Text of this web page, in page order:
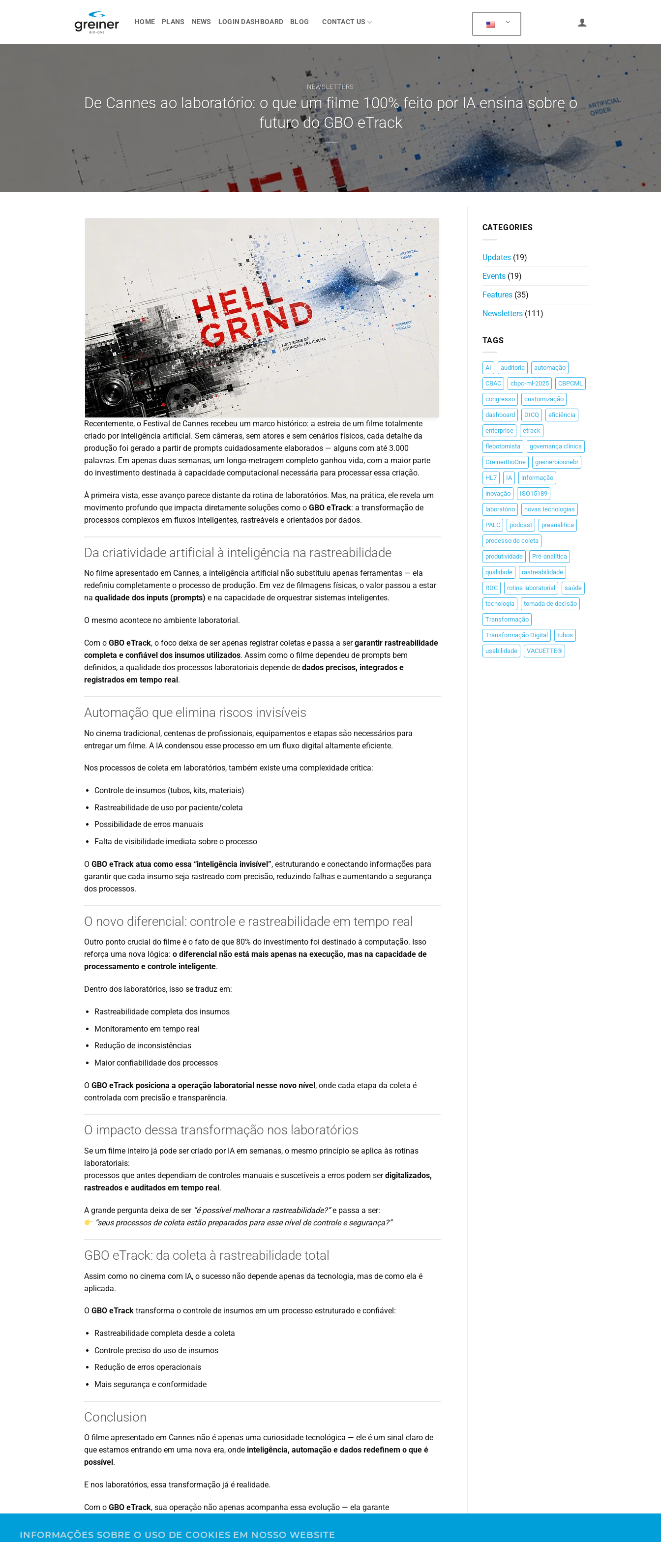
HOME PLANS NEWS LOGIN DASHBOARD BLOG CONTACT US
NEWSLETTERS
De Cannes ao laboratório: o que um filme 100% feito por IA ensina sobre o
futuro do GBO eTrack
Recentemente, o Festival de Cannes recebeu um marco histórico: a estreia de um filme totalmente
criado por inteligência artificial. Sem câmeras, sem atores e sem cenários físicos, cada detalhe da
produção foi gerado a partir de prompts cuidadosamente elaborados — alguns com até 3.000
palavras. Em apenas duas semanas, um longa-metragem completo ganhou vida, com a maior parte
do investimento destinada à capacidade computacional necessária para processar essa criação.
À primeira vista, esse avanço parece distante da rotina de laboratórios. Mas, na prática, ele revela um
movimento profundo que impacta diretamente soluções como o GBO eTrack: a transformação de
processos complexos em fluxos inteligentes, rastreáveis e orientados por dados.
Da criatividade artificial à inteligência na rastreabilidade
No filme apresentado em Cannes, a inteligência artificial não substituiu apenas ferramentas — ela
redefiniu completamente o processo de produção. Em vez de filmagens físicas, o valor passou a estar
na qualidade dos inputs (prompts) e na capacidade de orquestrar sistemas inteligentes.
O mesmo acontece no ambiente laboratorial.
Com o GBO eTrack, o foco deixa de ser apenas registrar coletas e passa a sergarantir rastreabilidade
completa e confiável dos insumos utilizados. Assim como o filme dependeu de prompts bem
definidos, a qualidade dos processos laboratoriais depende de dados precisos, integrados e
registrados em tempo real.
Automação que elimina riscos invisíveis
No cinema tradicional, centenas de profissionais, equipamentos e etapas são necessários para
entregar um filme. A IA condensou esse processo em um fluxo digital altamente eficiente.
Nos processos de coleta em laboratórios, também existe uma complexidade crítica:
Controle de insumos (tubos, kits, materiais)
Rastreabilidade de uso por paciente/coleta
Possibilidade de erros manuais
Falta de visibilidade imediata sobre o processo
O GBO eTrack atua como essa “inteligência invisível”, estruturando e conectando informações para
garantir que cada insumo seja rastreado com precisão, reduzindo falhas e aumentando a segurança
dos processos.
O novo diferencial: controle e rastreabilidade em tempo real
Outro ponto crucial do filme é o fato de que 80% do investimento foi destinado à computação. Isso
reforça uma nova lógica: o diferencial não está mais apenas na execução, mas na capacidade de
processamento e controle inteligente.
Dentro dos laboratórios, isso se traduz em:
Rastreabilidade completa dos insumos
Monitoramento em tempo real
Redução de inconsistências
Maior confiabilidade dos processos
O GBO eTrack posiciona a operação laboratorial nesse novo nível, onde cada etapa da coleta é
controlada com precisão e transparência.
O impacto dessa transformação nos laboratórios
Se um filme inteiro já pode ser criado por IA em semanas, o mesmo princípio se aplica às rotinas
laboratoriais:
processos que antes dependiam de controles manuais e suscetíveis a erros podem serdigitalizados,
rastreados e auditados em tempo real.
A grande pergunta deixa de ser “é possível melhorar a rastreabilidade?”e passa a ser:
“seus processos de coleta estão preparados para esse nível de controle e segurança?”
GBO eTrack: da coleta à rastreabilidade total
Assim como no cinema com IA, o sucesso não depende apenas da tecnologia, mas de como ela é
aplicada.
O GBO eTrack transforma o controle de insumos em um processo estruturado e confiável:
Rastreabilidade completa desde a coleta
Controle preciso do uso de insumos
Redução de erros operacionais
Mais segurança e conformidade
Conclusion
O filme apresentado em Cannes não é apenas uma curiosidade tecnológica — ele é um sinal claro de
que estamos entrando em uma nova era, onde inteligência, automação e dados redefinem o que é
possível .
E nos laboratórios, essa transformação já é realidade.
Com o GBO eTrack, sua operação não apenas acompanha essa evolução — ela garante
CATEGORIES
Updates(19)
Events(19)
Features(35)
Newsletters(111)
TAGS
AI auditoria automação
CBAC cbpc-ml-2025 CBPCML
congresso customização
dashboard DICQ eficiência
enterprise etrack
flebotomista governança clínica
GreinerBioOne greinerbioonebr
HL7 IA informação
inovação ISO15189
laboratório novas tecnologias
PALC podcast preanalitica
processo de coleta
produtividade Pré-analítica
qualidade rastreabilidade
RDC rotina laboratorial saúde
tecnologia tomada de decisão
Transformação
Transformação Digital tubos
usabilidade VACUETTE®
INFORMAÇÕES SOBRE O USO DE COOKIES EM NOSSO WEBSITE